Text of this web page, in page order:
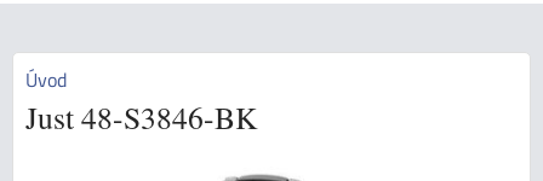
Úvod
Just 48-S3846-BK